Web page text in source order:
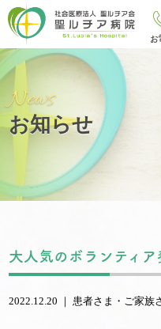
News
お知らせ
大人気のボランティア
2022.12.20 ｜患者さま・ご家族